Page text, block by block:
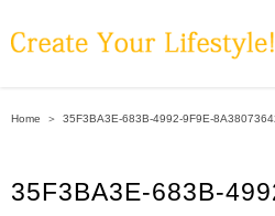
to
Home ＞ 35F3BA3E-683B-4992-9F9E-
35F3BA3E-683B-